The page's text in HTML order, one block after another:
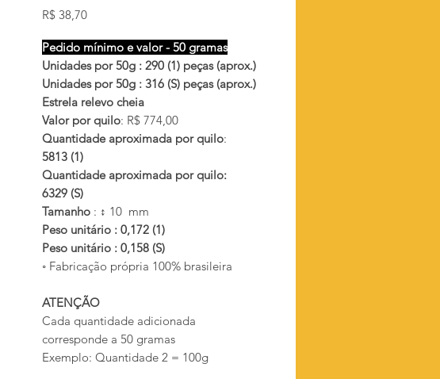
R$ 38,70Preço
Pedido mínimo e valor - 50 gramas
Unidades por 50g : 290 (1) peças (aprox.)
Unidades por 50g : 316 (S) peças (aprox.)
Estrela relevo cheia
Valor por quilo: R$ 774,00
Quantidade aproximada por quilo:
5813 (1)
Quantidade aproximada por quilo:
6329 (S)
Tamanho : ↕ 10 mm
Peso unitário : 0,172 (1)
Peso unitário : 0,158 (S)
◦ Fabricação própria 100% brasileira
ATENÇÃO
Cada quantidade adicionada
corresponde a 50 gramas
Exemplo: Quantidade 2 = 100g